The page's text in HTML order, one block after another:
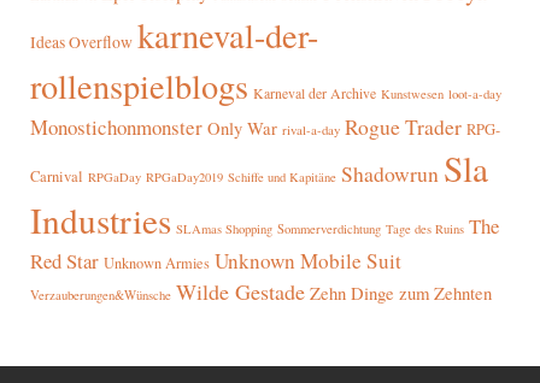
Ideas Overflow karneval-der-
rollenspielblogs Karneval der Archive Kunstwesen loot-a-day
Monostichonmonster Only War rival-a-day Rogue Trader RPG-
Carnival RPGaDay RPGaDay2019 Schiffe und Kapitäne Shadowrun Sla
Industries SLAmas Shopping Sommerverdichtung Tage des Ruins The
Red Star Unknown Armies Unknown Mobile Suit
Verzauberungen&Wünsche Wilde Gestade Zehn Dinge zum Zehnten